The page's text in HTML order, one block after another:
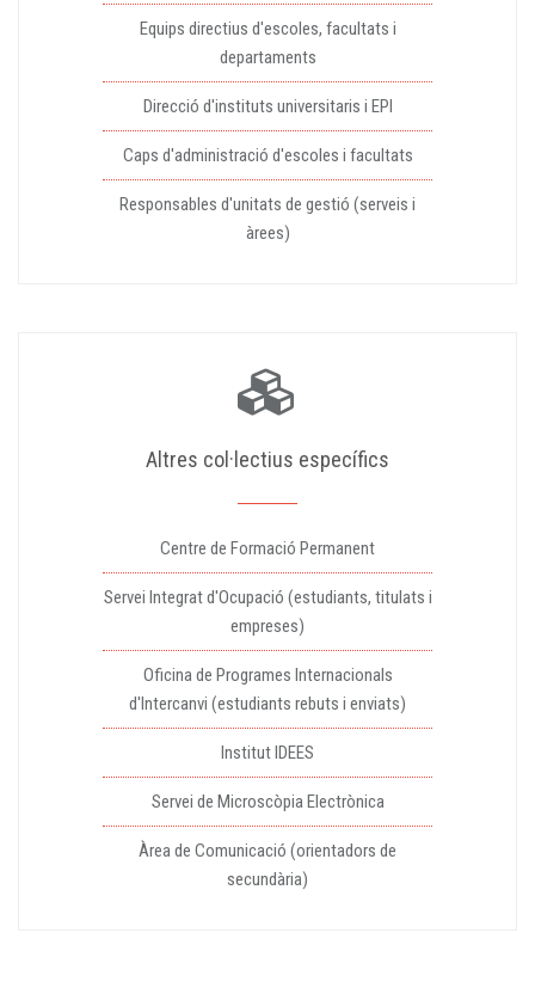
Equips directius d'escoles, facultats i
departaments
Direcció d'instituts universitaris i EPI
Caps d'administració d'escoles i facultats
Responsables d'unitats de gestió (serveis i
àrees)
Altres col·lectius específics
Centre de Formació Permanent
Servei Integrat d'Ocupació (estudiants, titulats i
empreses)
Oficina de Programes Internacionals
d'Intercanvi (estudiants rebuts i enviats)
Institut IDEES
Servei de Microscòpia Electrònica
Àrea de Comunicació (orientadors de
secundària)